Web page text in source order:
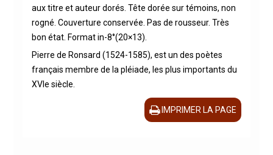
aux titre et auteur dorés. Tête dorée sur témoins, non
rogné. Couverture conservée. Pas de rousseur. Très
bon état. Format in-8°(20×13).
Pierre de Ronsard (1524-1585), est un des poètes
français membre de la pléiade, les plus importants du
XVIe siècle.
IMPRIMER LA PAGE